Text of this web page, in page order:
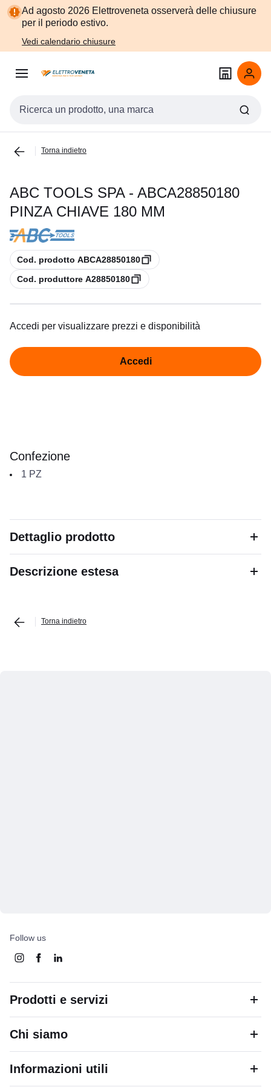
Vai alla
navigazione
Vai
alla
Ad agosto 2026 Elettroveneta osserverà delle chiusure
per il periodo estivo.
Vedi calendario chiusure
Cerca input
Torna indietro
ABC TOOLS SPA - ABCA28850180
PINZA CHIAVE 180 MM
copiaCod. prodotto ABCA28850180
copiaCod. produttore A28850180
Accedi per visualizzare prezzi e disponibilità
Accedi
Confezione
1 PZ
Dettaglio prodotto
Descrizione estesa
Torna indietro
Follow us
Prodotti e servizi
Chi siamo
Informazioni utili